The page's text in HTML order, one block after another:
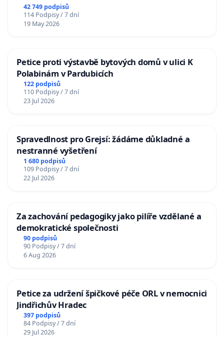
42 749 podpisů
114 Podpisy / 7 dní
19 May 2026
Petice proti výstavbě bytových domů v ulici K
Polabinám v Pardubicích
122 podpisů
110 Podpisy / 7 dní
23 Jul 2026
Spravedlnost pro Grejsí: žádáme důkladné a
nestranné vyšetření
1 680 podpisů
109 Podpisy / 7 dní
22 Jul 2026
Za zachování pedagogiky jako pilíře vzdělané a
demokratické společnosti
90 podpisů
90 Podpisy / 7 dní
6 Aug 2026
Petice za udržení špičkové péče ORL v nemocnici
Jindřichův Hradec
397 podpisů
84 Podpisy / 7 dní
29 Jul 2026